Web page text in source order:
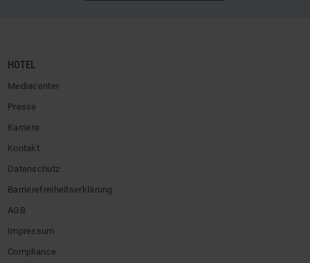
HOTEL
Mediacenter
Presse
Karriere
Kontakt
Datenschutz
Barrierefreiheitserklärung
AGB
Impressum
Compliance